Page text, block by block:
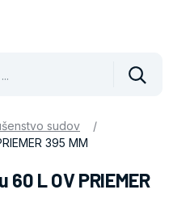
sudov
/
395 MM
60 L OV PRIEMER